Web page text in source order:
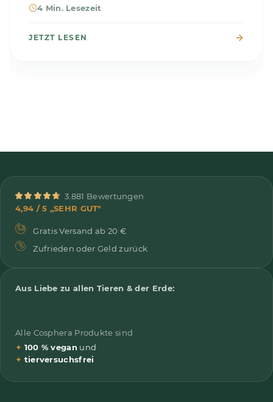
4 Min. Lesezeit
JETZT LESEN
3.881 Bewertungen
4,94 / 5 „SEHR GUT"
Gratis Versand ab 20 €
Zufrieden oder Geld zurück
Aus Liebe zu allen Tieren & der Erde:
Alle Cosphera Produkte sind
✦ 100 % vegan und
✦ tierversuchsfrei